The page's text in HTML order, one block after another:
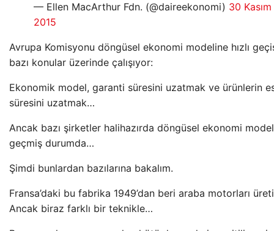
— Ellen MacArthur Fdn. (@daireekonomi) 30 Kasım
2015
Avrupa Komisyonu döngüsel ekonomi modeline hızlı
bazı konular üzerinde çalışıyor:
Ekonomik model, garanti süresini uzatmak ve ürünlerin
süresini uzatmak…
Ancak bazı şirketler halihazırda döngüsel ekonomi
geçmiş durumda…
Şimdi bunlardan bazılarına bakalım.
Fransa’daki bu fabrika 1949’dan beri araba motorları
Ancak biraz farklı bir teknikle…